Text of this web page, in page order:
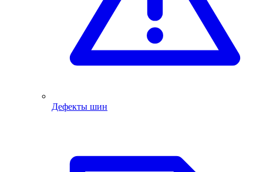
Дефекты шин